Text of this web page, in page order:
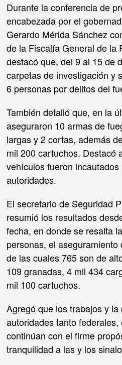
Durante la conferencia de
encabezada por el
Gerardo Mérida Sánchez
de la Fiscalía General de la
destacó que, del 9 al 15 de
carpetas de investigación y
6 personas por delitos del
También detalló que, en la
aseguraron 10 armas de
largas y 2 cortas, además
mil 200 cartuchos. Destacó
vehículos fueron
autoridades.
El secretario de Seguridad
resumió los resultados
fecha, en donde se resalta
personas, el
de las cuales 765 son de
109 granadas, 4 mil 434
mil 100 cartuchos.
Agregó que los trabajos y
autoridades tanto
continúan con el firme
tranquilidad a las y los